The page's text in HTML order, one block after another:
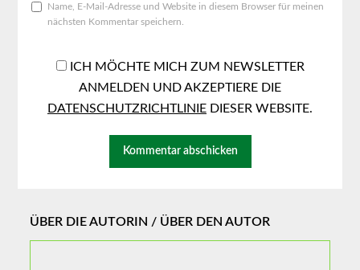
Name, E-Mail-Adresse und Website in diesem Browser für meinen
nächsten Kommentar speichern.
ICH MÖCHTE MICH ZUM NEWSLETTER
ANMELDEN UND AKZEPTIERE DIE
DATENSCHUTZRICHTLINIE DIESER WEBSITE.
ÜBER DIE AUTORIN / ÜBER DEN AUTOR